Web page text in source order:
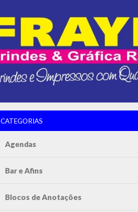
CATEGORIAS
Agendas
Bar e Afins
Blocos de Anotações